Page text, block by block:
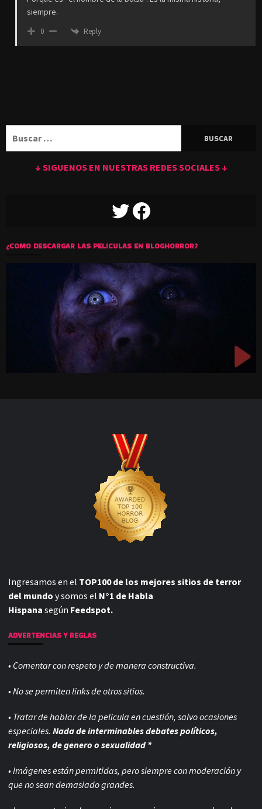
siempre.
0 Reply
↓ SIGUENOS EN NUESTRAS REDES SOCIALES ↓
TWITTERFACEBOOK
¿COMO DESCARGAR LAS PELICULAS EN BLOGHORROR?
Ingresamos en el TOP100 de los mejores sitios de terror
del mundo y somos el N°1 de Habla
Hispana según Feedspot.
ADVERTENCIAS Y REGLAS
• Comentar con respeto y de manera constructiva.
• No se permiten links de otros sitios.
• Tratar de hablar de la pelicula en cuestión, salvo ocasiones
especiales. Nada de interminables debates políticos,
religiosos, de genero o sexualidad *
• Imágenes están permitidas, pero siempre conmoderación y
que no sean demasiado grandes.